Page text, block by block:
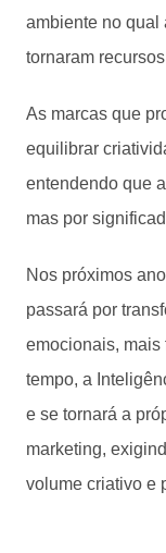
ambiente no qual
tornaram
As marcas que
equilibrar
entendendo que
mas por
Nos próximos
passará por
emocionais, mais
tempo, a
e se tornará a
marketing,
volume criativo e